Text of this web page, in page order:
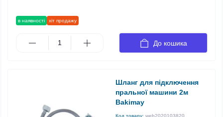
в наявності хіт продажу
До кошика
Шланг для підключення
пральної машини 2м
Bakimay
Код товару: web2020103820